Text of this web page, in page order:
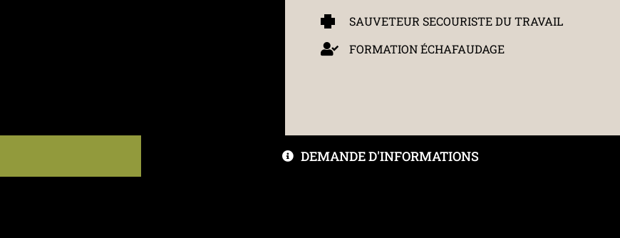
SAUVETEUR SECOURISTE DU TRAVAIL
FORMATION ÉCHAFAUDAGE
DEMANDE D'INFORMATIONS